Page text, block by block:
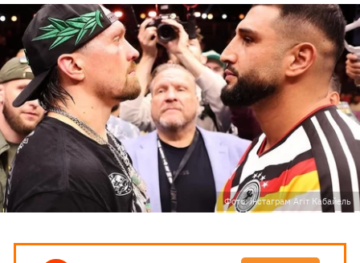
Фото: інстаграм Агіт Кабайель